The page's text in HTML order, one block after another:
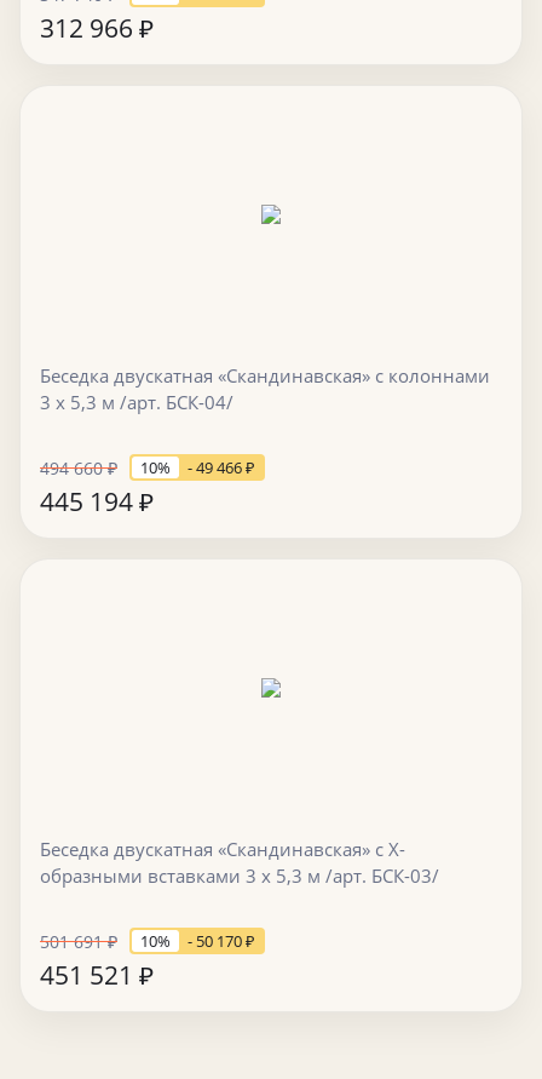
312 966 ₽
Беседка двускатная «Скандинавская» с колоннами
3 х 5,3 м /арт. БСК-04/
494 660₽ 10% - 49 466₽
445 194₽
Беседка двускатная «Скандинавская» с Х-
образными вставками 3 х 5,3 м /арт. БСК-03/
501 691₽ 10% - 50 170₽
451 521 ₽